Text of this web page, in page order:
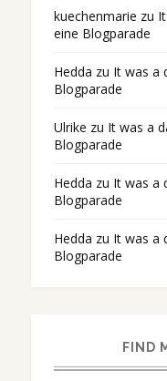
kuechenmarie zu
eine Blogparade
Hedda zu It was a
Blogparade
Ulrike zu It was a
Blogparade
Hedda zu It was a
Blogparade
Hedda zu It was a
Blogparade
FIND